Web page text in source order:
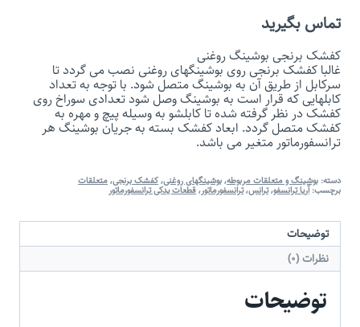
تماس بگیرید
کفشک برنجی بوشینگ روغنی
غالبا کفشک برنجی روی بوشینگهای روغنی نصب می گردد تا
سرکابل از طریق آن به بوشینگ متصل شود. با توجه به تعداد
کابلهایی که قرار است به بوشینگ وصل شود تعدادی سوراخ روی
کفشک در نظر گرفته شده تا کابلشو به وسیله پیچ و مهره به
کفشک متصل گردد. ابعاد کفشک بسته به جریان بوشینگ هر
ترانسفورماتور متغیر می باشد.
دسته: بوشینگ و متعلقات مربوطه,بوشینگهای روغنی,کفشک برنجی,متعلقات
برچسب:آریا ترانسفو,ترانس,ترانسفورماتور,قطعات یدکی ترانسفورماتور
توضیحات
نظرات (0)
توضیحات